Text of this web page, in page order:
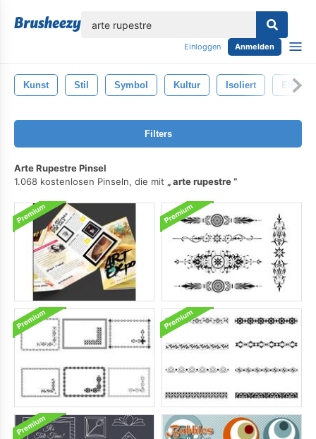
Einloggen Anmelden
Kunst Stil Symbol Kultur Isoliert
Filters
Arte Rupestre Pinsel
1.068 kostenlosen Pinseln, die mit
arte rupestre